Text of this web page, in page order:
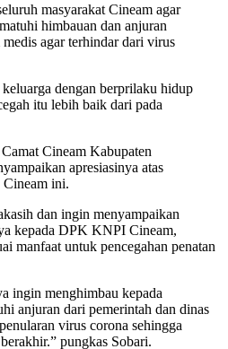
masyarakat Cineam agar
himbauan dan anjuran
agar terhindar dari virus
dengan berprilaku hidup
itu lebih baik dari pada
Cineam Kabupaten
apresiasinya atas
ini.
dan ingin menyampaikan
kepada DPK KNPI Cineam,
manfaat untuk pencegahan penatan
ingin menghimbau kepada
anjuran dari pemerintah dan dinas
virus corona sehingga
pungkas Sobari.